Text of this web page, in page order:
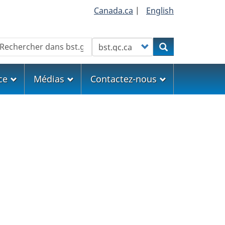
Canada.ca | English
Customize your searchRechercher
Médias Contactez-nous